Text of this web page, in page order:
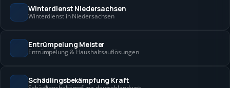
Winterdienst Niedersachsen
Winterdienst in Niedersachsen
Entrümpelung Meister
Entrümpelung & Haushaltsauflösungen
Schädlingsbekämpfung Kraft